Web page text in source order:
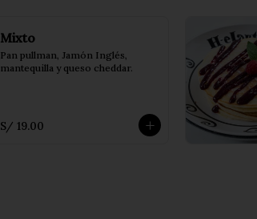
Mixto
Pan pullman, Jamón Inglés,
mantequilla y queso cheddar.
S/ 19.00